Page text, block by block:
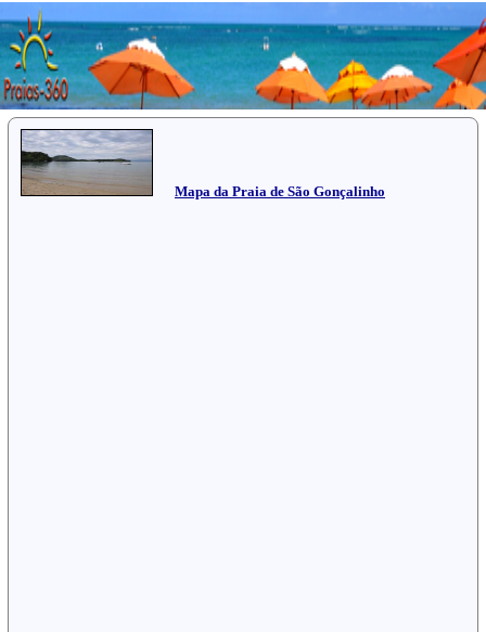
Mapa da Praia de São Gonçalinho